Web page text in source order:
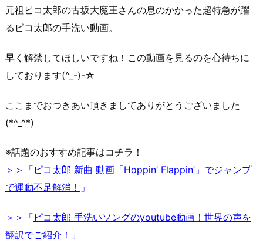
元祖ピコ太郎の古坂大魔王さんの息のかかった超特急が躍
るピコ太郎の手洗い動画。
早く解禁してほしいですね！この動画を見るのを心待ちに
しております(^_-)-☆
ここまでおつきあい頂きましてありがとうございました
(*^_^*)
※話題のおすすめ記事はコチラ！
＞＞「 ピコ太郎 新曲 動画「Hoppin’ Flappin’」でジャンプ
で運動不足解消！ 」
＞＞「 ピコ太郎 手洗いソングのyoutube動画！世界の声を
翻訳でご紹介！ 」